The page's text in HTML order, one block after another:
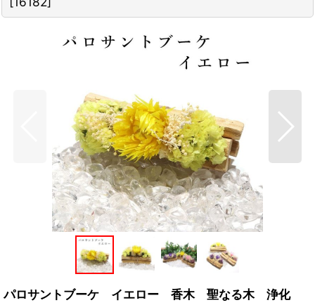
パロサントブーケ イエロー 香木 聖なる木 浄化